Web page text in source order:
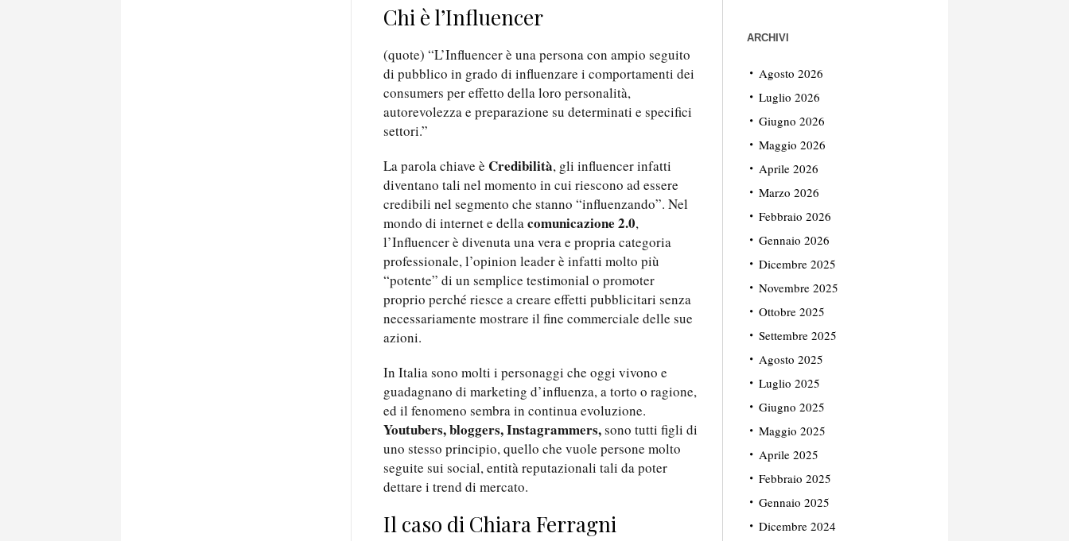
Chi è l’Influencer
(quote) “L’Influencer è una persona con ampio seguito
di pubblico in grado di influenzare i comportamenti dei
consumers per effetto della loro personalità,
autorevolezza e preparazione su determinati e specifici
settori.”
La parola chiave è Credibilità, gli influencer infatti
diventano tali nel momento in cui riescono ad essere
credibili nel segmento che stanno “influenzando”. Nel
mondo di internet e dellacomunicazione 2.0,
l’Influencer è divenuta una vera e propria categoria
professionale, l’opinion leader è infatti molto più
“potente” di un semplice testimonial o promoter
proprio perché riesce a creare effetti pubblicitari senza
necessariamente mostrare il fine commerciale delle sue
azioni.
In Italia sono molti i personaggi che oggi vivono e
guadagnano di marketing d’influenza, a torto o ragione,
ed il fenomeno sembra in continua evoluzione.
Youtubers, bloggers, Instagrammers,sono tutti figli di
uno stesso principio, quello che vuole persone molto
seguite sui social, entità reputazionali tali da poter
dettare i trend di mercato.
Il caso di Chiara Ferragni
ARCHIVI
Agosto 2026
Luglio 2026
Giugno 2026
Maggio 2026
Aprile 2026
Marzo 2026
Febbraio 2026
Gennaio 2026
Dicembre 2025
Novembre 2025
Ottobre 2025
Settembre 2025
Agosto 2025
Luglio 2025
Giugno 2025
Maggio 2025
Aprile 2025
Febbraio 2025
Gennaio 2025
Dicembre 2024